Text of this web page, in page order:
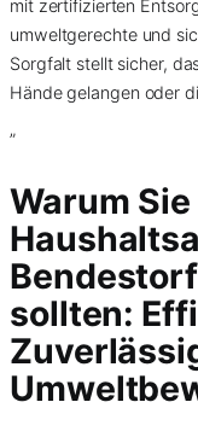
mit zertifizierten
umweltgerechte und
Sorgfalt stellt sicher,
Hände gelangen oder
”
Warum
sollten: